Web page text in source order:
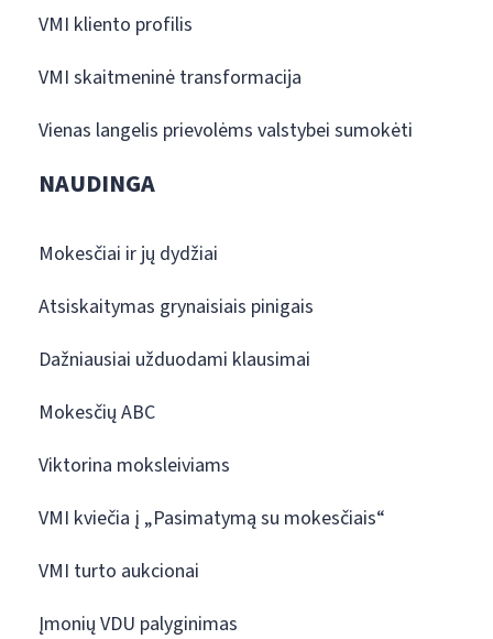
VMI kliento profilis
VMI skaitmeninė transformacija
Vienas langelis prievolėms valstybei sumokėti
NAUDINGA
Mokesčiai ir jų dydžiai
Atsiskaitymas grynaisiais pinigais
Dažniausiai užduodami klausimai
Mokesčių ABC
Viktorina moksleiviams
VMI kviečia į „Pasimatymą su mokesčiais“
VMI turto aukcionai
Įmonių VDU palyginimas